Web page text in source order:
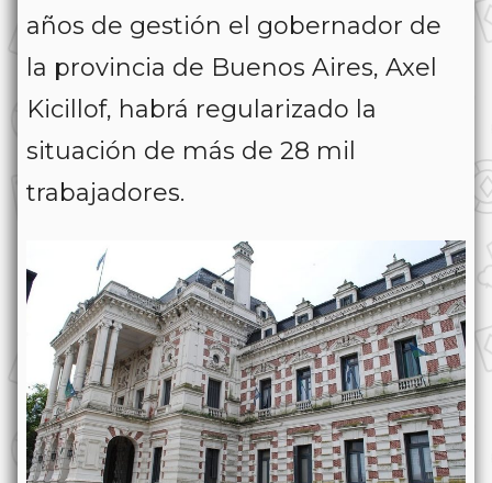
años de gestión el gobernador de
la provincia de Buenos Aires, Axel
Kicillof, habrá regularizado la
situación de más de 28 mil
trabajadores.